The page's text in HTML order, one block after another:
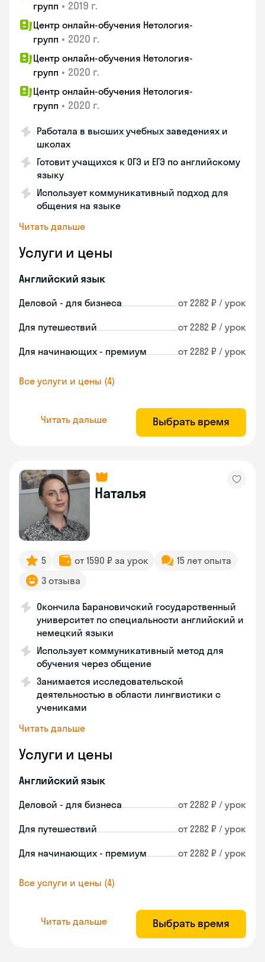
групп • 2019 г.
Центр онлайн-обучения Нетология-
групп • 2020 г.
Центр онлайн-обучения Нетология-
групп • 2020 г.
Центр онлайн-обучения Нетология-
групп • 2020 г.
Работала в высших учебных заведениях и
школах
Готовит учащихся к ОГЭ и ЕГЭ по английскому
языку
Использует коммуникативный подход для
общения на языке
Читать дальше
Услуги и цены
Английский язык
Деловой - для бизнеса от 2282 ₽ / урок
Для путешествий от 2282 ₽ / урок
Для начинающих - премиум от 2282 ₽ / урок
Все услуги и цены (4)
Читать дальше Выбрать время
Наталья
5 от 1590 ₽ за урок
15 лет опыта
3 отзыва
Окончила Барановичский государственный
университет по специальности английский и
немецкий языки
Использует коммуникативный метод для
обучения через общение
Занимается исследовательской
деятельностью в области лингвистики с
учениками
Читать дальше
Услуги и цены
Английский язык
Деловой - для бизнеса от 2282 ₽ / урок
Для путешествий от 2282 ₽ / урок
Для начинающих - премиум от 2282 ₽ / урок
Все услуги и цены (4)
Читать дальше Выбрать время